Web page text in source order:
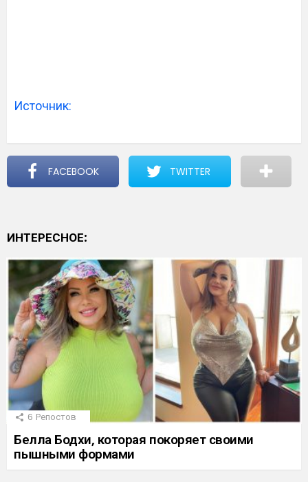
Источник:
FACEBOOK TWITTER
ИНТЕРЕСНОЕ:
6 Репостов
Белла Бодхи, которая покоряет своими
пышными формами